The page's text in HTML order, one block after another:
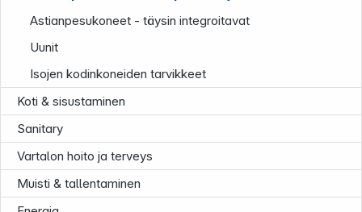
Astianpesukoneet - täysin integroitavat
Uunit
Isojen kodinkoneiden tarvikkeet
Koti & sisustaminen
Sanitary
Vartalon hoito ja terveys
Muisti & tallentaminen
Follow us on